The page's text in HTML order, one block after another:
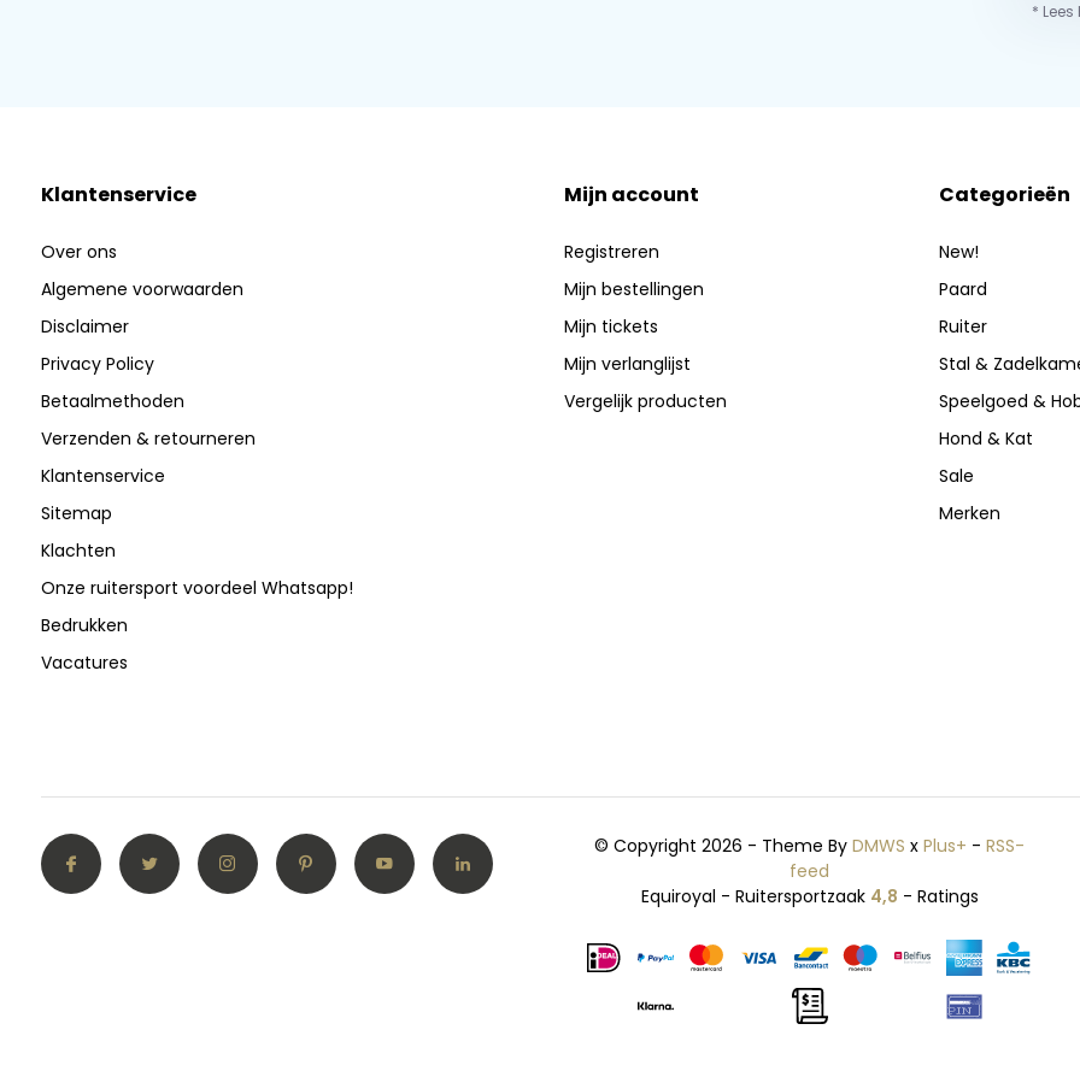
*
Klantenservice
Over ons
Algemene voorwaarden
Disclaimer
Privacy Policy
Betaalmethoden
Verzenden & retourneren
Klantenservice
Sitemap
Klachten
Onze ruitersport voordeel Whatsapp!
Bedrukken
Vacatures
Mijn account
Registreren
Mijn bestellingen
Mijn tickets
Mijn verlanglijst
Vergelijk producten
Categorieën
New!
Paard
Ruiter
Stal &
Speelgoed &
Hond & Kat
Sale
Merken
© Copyright 2026 - Theme ByDMWS xPlus+ -RSS-
feed
Equiroyal - Ruitersportzaak 4,8 - Ratings